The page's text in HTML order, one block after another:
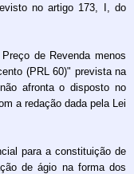
no artigo 173, I, do
de Revenda menos
(PRL 60)" prevista na
afronta o disposto no
a redação dada pela Lei
para a constituição de
de ágio na forma dos